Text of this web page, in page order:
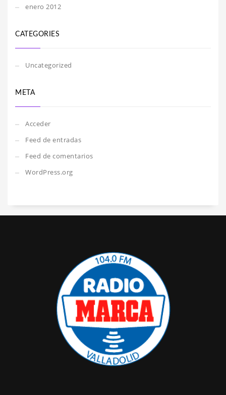
enero 2012
CATEGORIES
Uncategorized
META
Acceder
Feed de entradas
Feed de comentarios
WordPress.org